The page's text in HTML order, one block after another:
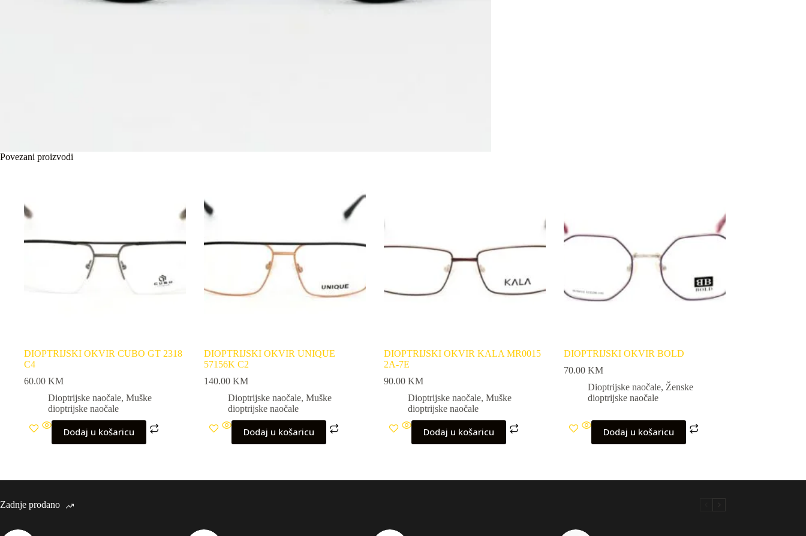
Povezani proizvodi
DIOPTRIJSKI OKVIR CUBO GT 2318
C4
60.00 KM
Dioptrijske naočale, Muške
dioptrijske naočale
Dodaj u košaricu
DIOPTRIJSKI OKVIR UNIQUE
57156K C2
140.00 KM
Dioptrijske naočale, Muške
dioptrijske naočale
Dodaj u košaricu
DIOPTRIJSKI OKVIR KALA MR0015
2A-7E
90.00 KM
Dioptrijske naočale, Muške
dioptrijske naočale
Dodaj u košaricu
DIOPTRIJSKI OKVIR BOLD
70.00 KM
Dioptrijske naočale, Ženske
dioptrijske naočale
Dodaj u košaricu
Zadnje prodano